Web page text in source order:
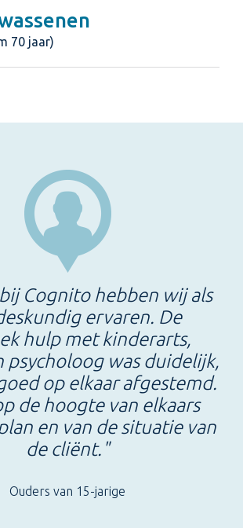
70 jaar)
Cognito hebben wij als
ervaren. De
hulp met kinderarts,
psycholoog was duidelijk,
op elkaar afgestemd.
de hoogte van elkaars
en van de situatie van
de cliënt."
Ouders van 15-jarige